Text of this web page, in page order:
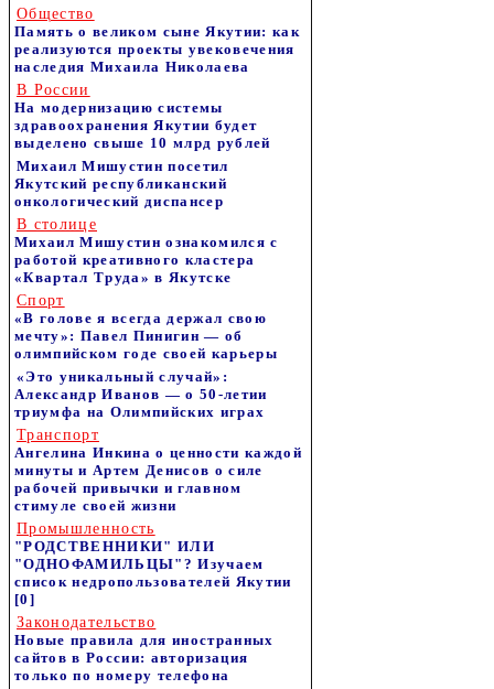
Общество
Память о великом сыне Якутии: как
реализуются проекты увековечения
наследия Михаила Николаева
В России
На модернизацию системы
здравоохранения Якутии будет
выделено свыше 10 млрд рублей
Михаил Мишустин посетил
Якутский республиканский
онкологический диспансер
В столице
Михаил Мишустин ознакомился с
работой креативного кластера
«Квартал Труда» в Якутске
Спорт
«В голове я всегда держал свою
мечту»: Павел Пинигин — об
олимпийском годе своей карьеры
«Это уникальный случай»:
Александр Иванов — о 50-летии
триумфа на Олимпийских играх
Транспорт
Ангелина Инкина о ценности каждой
минуты и Артем Денисов о силе
рабочей привычки и главном
стимуле своей жизни
Промышленность
"РОДСТВЕННИКИ" ИЛИ
"ОДНОФАМИЛЬЦЫ"? Изучаем
список недропользователей Якутии
[0]
Законодательство
Новые правила для иностранных
сайтов в России: авторизация
только по номеру телефона